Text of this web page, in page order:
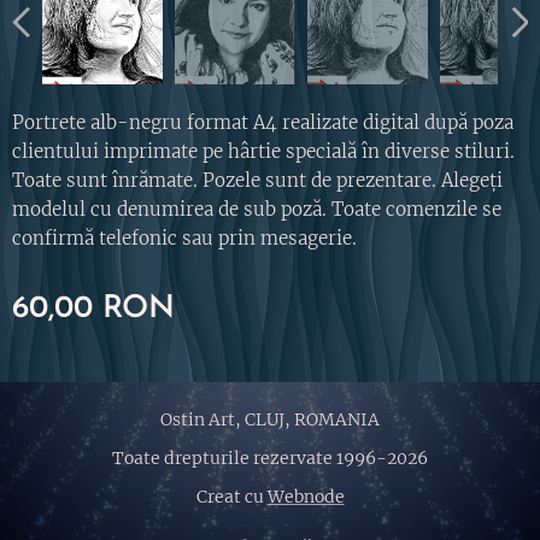
Portrete alb-negru format A4 realizate digital după poza
clientului imprimate pe hârtie specială în diverse stiluri.
Toate sunt înrămate. Pozele sunt de prezentare. Alegeți
modelul cu denumirea de sub poză. Toate comenzile se
confirmă telefonic sau prin mesagerie.
60,00 RON
Ostin Art, CLUJ, ROMANIA
Toate drepturile rezervate 1996-2026
Creat cuWebnode